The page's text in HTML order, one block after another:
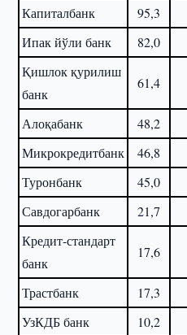
Капиталбанк
95,3
Ипак йўли банк
82,0
Қишлок қурилиш
банк
61,4
Алоқабанк 48,2
Микрокредитбанк
46,8
Туронбанк
45,0
Савдогарбанк
21,7
Кредит-стандарт
банк
17,6
Трастбанк 17,3
УзКДБ банк
10,2